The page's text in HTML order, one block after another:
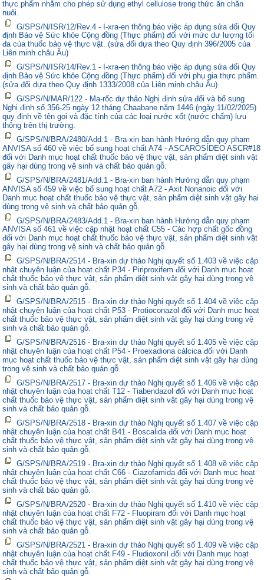
thực phẩm nhằm cho phép sử dụng ethyl cellulose trong thức ăn chăn
nuôi.
G/SPS/N/ISR/12/Rev.4 - I-xra-en thông báo việc áp dụng sửa đổi Quy
định Bảo vệ Sức khỏe Cộng đồng (Thực phẩm) đối với mức dư lượng tối
đa của thuốc bảo vệ thực vật. (sửa đổi dựa theo Quy định 396/2005 của
Liên minh châu Âu)
G/SPS/N/ISR/14/Rev.1 - I-xra-en thông báo việc áp dụng sửa đổi Quy
định Bảo vệ Sức khỏe Cộng đồng (Thực phẩm) đối với phụ gia thực phẩm.
(sửa đổi dựa theo Quy định 1333/2008 của Liên minh châu Âu)
G/SPS/N/MAR/122 - Ma-rốc dự thảo Nghị định sửa đổi và bổ sung
Nghị định số 356-25 ngày 12 tháng Chaabane năm 1446 (ngày 11/02/2025)
quy định về tên gọi và đặc tính của các loại nước xốt (nước chấm) lưu
thông trên thị trường.
G/SPS/N/BRA/2480/Add.1 - Bra-xin ban hành Hướng dẫn quy phạm
ANVISA số 460 về việc bổ sung hoạt chất A74 - ASCAROSÍDEO ASCR#18
đối với Danh mục hoạt chất thuốc bảo vệ thực vật, sản phẩm diệt sinh vật
gây hại dùng trong vệ sinh và chất bảo quản gỗ.
G/SPS/N/BRA/2481/Add.1 - Bra-xin ban hành Hướng dẫn quy phạm
ANVISA số 459 về việc bổ sung hoạt chất A72 - Axit Nonanoic đối với
Danh mục hoạt chất thuốc bảo vệ thực vật, sản phẩm diệt sinh vật gây hại
dùng trong vệ sinh và chất bảo quản gỗ.
G/SPS/N/BRA/2483/Add.1 - Bra-xin ban hành Hướng dẫn quy phạm
ANVISA số 461 về việc cập nhật hoạt chất C55 - Các hợp chất gốc đồng
đối với Danh mục hoạt chất thuốc bảo vệ thực vật, sản phẩm diệt sinh vật
gây hại dùng trong vệ sinh và chất bảo quản gỗ.
G/SPS/N/BRA/2514 - Bra-xin dự thảo Nghị quyết số 1.403 về việc cập
nhật chuyên luận của hoạt chất P34 - Piriproxifem đối với Danh mục hoạt
chất thuốc bảo vệ thực vật, sản phẩm diệt sinh vật gây hại dùng trong vệ
sinh và chất bảo quản gỗ.
G/SPS/N/BRA/2515 - Bra-xin dự thảo Nghị quyết số 1.404 về việc cập
nhật chuyên luận của hoạt chất P53 - Protioconazol đối với Danh mục hoạt
chất thuốc bảo vệ thực vật, sản phẩm diệt sinh vật gây hại dùng trong vệ
sinh và chất bảo quản gỗ.
G/SPS/N/BRA/2516 - Bra-xin dự thảo Nghị quyết số 1.405 về việc cập
nhật chuyên luận của hoạt chất P54 - Proexadiona cálcica đối với Danh
mục hoạt chất thuốc bảo vệ thực vật, sản phẩm diệt sinh vật gây hại dùng
trong vệ sinh và chất bảo quản gỗ.
G/SPS/N/BRA/2517 - Bra-xin dự thảo Nghị quyết số 1.406 về việc cập
nhật chuyên luận của hoạt chất T12 - Tiabendazol đối với Danh mục hoạt
chất thuốc bảo vệ thực vật, sản phẩm diệt sinh vật gây hại dùng trong vệ
sinh và chất bảo quản gỗ.
G/SPS/N/BRA/2518 - Bra-xin dự thảo Nghị quyết số 1.407 về việc cập
nhật chuyên luận của hoạt chất B41 - Boscalida đối với Danh mục hoạt
chất thuốc bảo vệ thực vật, sản phẩm diệt sinh vật gây hại dùng trong vệ
sinh và chất bảo quản gỗ.
G/SPS/N/BRA/2519 - Bra-xin dự thảo Nghị quyết số 1.408 về việc cập
nhật chuyên luận của hoạt chất C66 - Ciazofamida đối với Danh mục hoạt
chất thuốc bảo vệ thực vật, sản phẩm diệt sinh vật gây hại dùng trong vệ
sinh và chất bảo quản gỗ.
G/SPS/N/BRA/2520 - Bra-xin dự thảo Nghị quyết số 1.410 về việc cập
nhật chuyên luận của hoạt chất F72 - Fluopiram đối với Danh mục hoạt
chất thuốc bảo vệ thực vật, sản phẩm diệt sinh vật gây hại dùng trong vệ
sinh và chất bảo quản gỗ.
G/SPS/N/BRA/2521 - Bra-xin dự thảo Nghị quyết số 1.409 về việc cập
nhật chuyên luận của hoạt chất F49 - Fludioxonil đối với Danh mục hoạt
chất thuốc bảo vệ thực vật, sản phẩm diệt sinh vật gây hại dùng trong vệ
sinh và chất bảo quản gỗ.